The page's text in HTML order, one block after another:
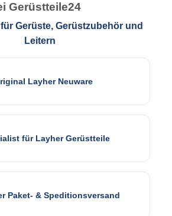
Gerüstteile24
für Gerüste, Gerüstzubehör und
Leitern
Layher Neuware
für Layher Gerüstteile
Paket- & Speditionsversand